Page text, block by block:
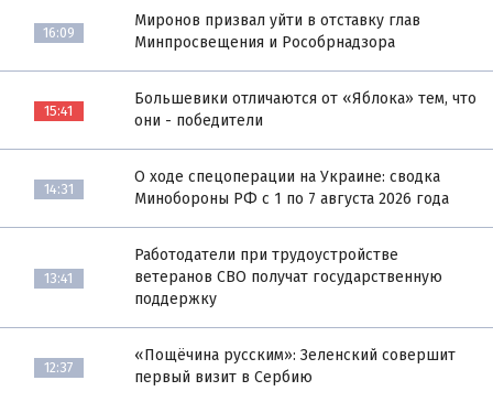
16:09
Миронов призвал уйти в отставку глав
Минпросвещения и Рособрнадзора
15:41
Большевики отличаются от «Яблока» тем, что
они - победители
14:31
О ходе спецоперации на Украине: сводка
Минобороны РФ с 1 по 7 августа 2026 года
13:41
Работодатели при трудоустройстве
ветеранов СВО получат государственную
поддержку
12:37
«Пощёчина русским»: Зеленский совершит
первый визит в Сербию